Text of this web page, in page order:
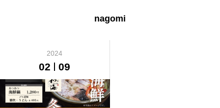
nagomi
2024
02 09